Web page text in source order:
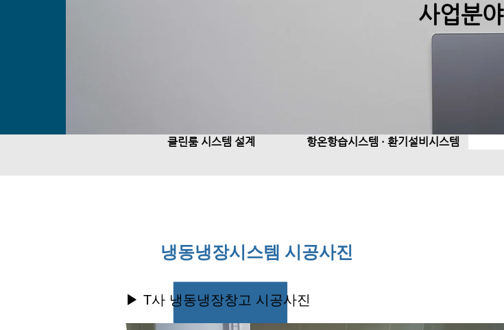
​사업분야
클린룸 시스템 설계 항온항습시스템 · 환기설비시스템
냉동냉장시스템 시공사진
▶ ​T사 냉동냉장창고 시공사진